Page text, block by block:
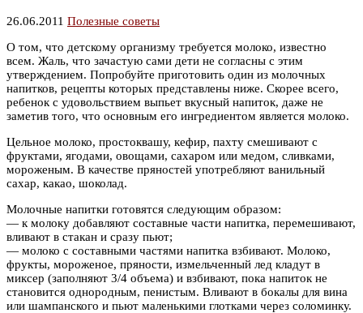
26.06.2011 Полезные советы
О том, что детскому организму требуется молоко, известно
всем. Жаль, что зачастую сами дети не согласны с этим
утверждением. Попробуйте приготовить один из молочных
напитков, рецепты которых представлены ниже. Скорее всего,
ребенок с удовольствием выпьет вкусный напиток, даже не
заметив того, что основным его ингредиентом является молоко.
Цельное молоко, простоквашу, кефир, пахту смешивают с
фруктами, ягодами, овощами, сахаром или медом, сливками,
мороженым. В качестве пряностей употребляют ванильный
сахар, какао, шоколад.
Молочные напитки готовятся следующим образом:
— к молоку добавляют составные части напитка, перемешивают,
вливают в стакан и сразу пьют;
— молоко с составными частями напитка взбивают. Молоко,
фрукты, мороженое, пряности, измельченный лед кладут в
миксер (заполняют 3/4 объема) и взбивают, пока напиток не
становится однородным, пенистым. Вливают в бокалы для вина
или шампанского и пьют маленькими глотками через соломинку.